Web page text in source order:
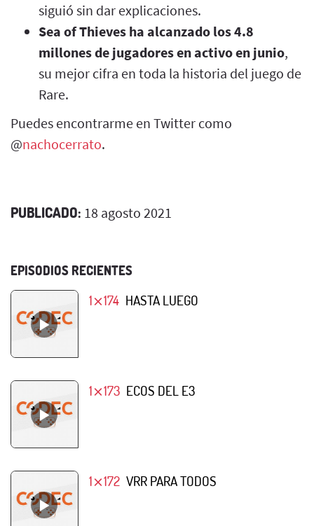
siguió sin dar explicaciones.
Sea of Thieves ha alcanzado los 4.8
millones de jugadores en activo en junio,
su mejor cifra en toda la historia del juego de
Rare.
Puedes encontrarme en Twitter como
@nachocerrato.
PUBLICADO: 18 agosto 2021
EPISODIOS RECIENTES
1⨯174 HASTA LUEGO
1⨯173 ECOS DEL E3
1⨯172 VRR PARA TODOS